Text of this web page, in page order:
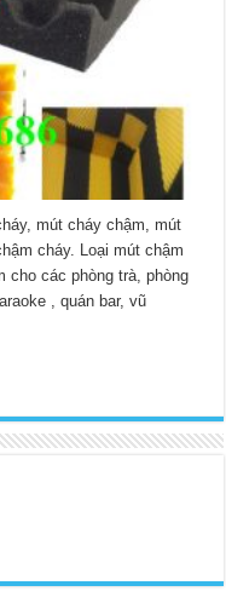
mút cháy chậm, mút
cháy. Loại mút chậm
cho các phòng trà, phòng
, quán bar, vũ